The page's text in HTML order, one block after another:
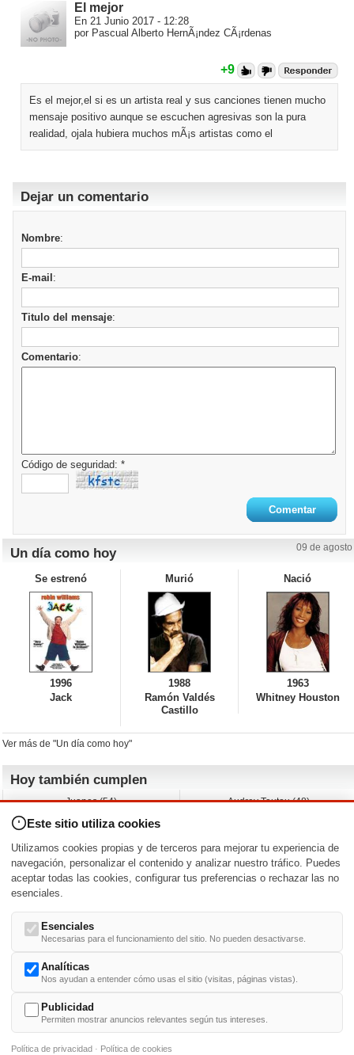
El mejor
En 21 Junio 2017 - 12:28
por Pascual Alberto HernÃ¡ndez CÃ¡rdenas
+9
Es el mejor,el si es un artista real y sus canciones tienen mucho
mensaje positivo aunque se escuchen agresivas son la pura
realidad, ojala hubiera muchos mÃ¡s artistas como el
Dejar un comentario
Nombre:
E-mail :
Titulo del mensaje:
Comentario:
Código de seguridad: *
Un día como hoy 09 de agosto
Se estrenó
1996
Jack
Murió
1988
Ramón Valdés
Castillo
Nació
1963
Whitney Houston
Ver más de "Un día como hoy"
Hoy también cumplen
Juanes (54)
Jessica Capshaw (50)
Sam Elliott (82)
Jarvis Hayes (45)
Audrey Tautou (48)
The Edge (65)
Anna Kendrick (41)
Nacimientos y estrenos en la fecha
DD/MM /
-U- V- W- X - -
Este sitio utiliza cookies
Utilizamos cookies propias y de terceros para mejorar tu experiencia de
navegación, personalizar el contenido y analizar nuestro tráfico. Puedes
aceptar todas las cookies, configurar tus preferencias o rechazar las no
esenciales.
Esenciales
Necesarias para el funcionamiento del sitio. No pueden desactivarse.
Analíticas
Nos ayudan a entender cómo usas el sitio (visitas, páginas vistas).
Publicidad
Permiten mostrar anuncios relevantes según tus intereses.
Política de privacidad · Política de cookies